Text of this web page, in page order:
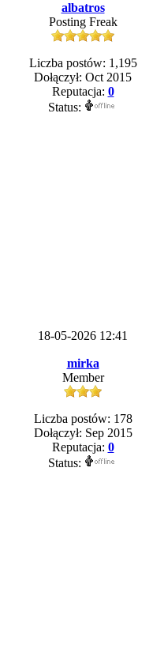
albatros
Posting Freak
Liczba postów: 1,195
Dołączył: Oct 2015
Reputacja: 0
Status:
18-05-2026 12:41
mirka
Member
Liczba postów: 178
Dołączył: Sep 2015
Reputacja: 0
Status: